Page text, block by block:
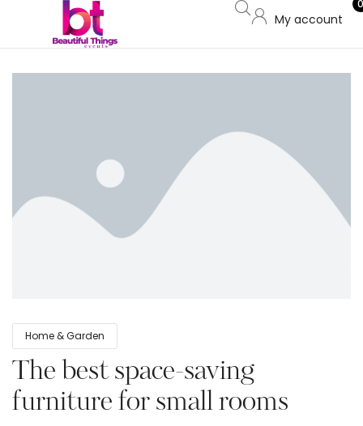
My account
0
Home & Garden
The best space-saving
furniture for small rooms